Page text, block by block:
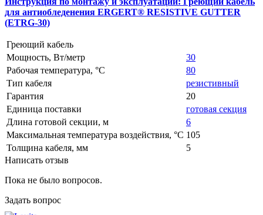
для антиобледенения ERGERT® RESISTIVE GUTTER
(ETRG-30)
Греющий кабель
Мощность, Вт/метр
30
Рабочая температура, °C
80
Тип кабеля
резистивный
Гарантия
20
Единица поставки
готовая секция
Длина готовой секции, м
6
Максимальная температура воздействия, °C 105
Толщина кабеля, мм
5
Написать отзыв
Пока не было вопросов.
Задать вопрос